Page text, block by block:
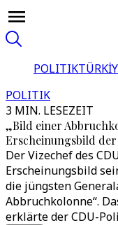
POLITIK
POLITIK
3 MIN. LESEZEIT
„Bild einer
Erscheinungsbild der
Der Vizechef des
Erscheinungsbild
die jüngsten
Abbruchkolonne“.
erklärte der CDU-